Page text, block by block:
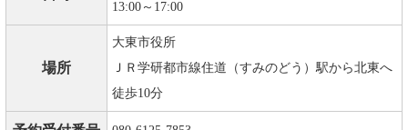
13:00～17:00
場所
大東市役所
ＪＲ学研都市線住道（すみのどう）駅から北東へ
徒歩10分